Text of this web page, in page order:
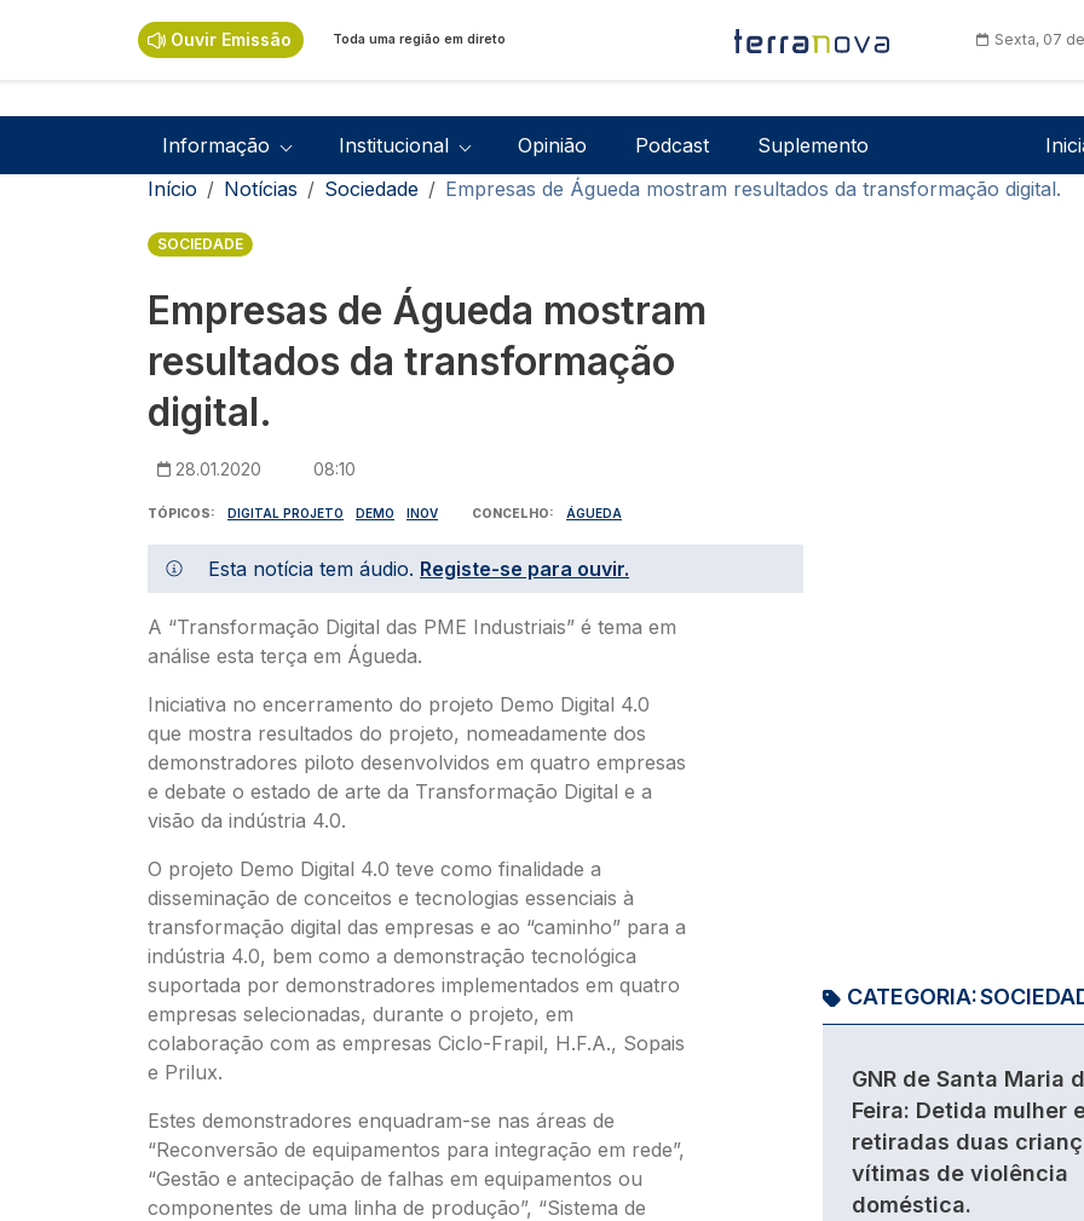
Ouvir Emissão Toda uma região em direto Sexta, 07
Navegação principal
Informação Institucional Opinião Podcast Suplemento
Navegação estrutural
Início Notícias Sociedade Empresas de Águeda mostram resultados da transformação digital.
SOCIEDADE
Empresas de Águeda mostram
resultados da transformação
digital.
28.01.2020 08:10
TÓPICOS DIGITAL PROJETO DEMO INOV CONCELHO ÁGUEDA
Esta notícia tem áudio. Registe-se para ouvir.
A “Transformação Digital das PME Industriais” é tema em
análise esta terça em Águeda.
Iniciativa no encerramento do projeto Demo Digital 4.0
que mostra resultados do projeto, nomeadamente dos
demonstradores piloto desenvolvidos em quatro empresas
e debate o estado de arte da Transformação Digital e a
visão da indústria 4.0.
O projeto Demo Digital 4.0 teve como finalidade a
disseminação de conceitos e tecnologias essenciais à
transformação digital das empresas e ao “caminho” para a
indústria 4.0, bem como a demonstração tecnológica
suportada por demonstradores implementados em quatro
empresas selecionadas, durante o projeto, em
colaboração com as empresas Ciclo-Frapil, H.F.A., Sopais
e Prilux.
Estes demonstradores enquadram-se nas áreas de
“Reconversão de equipamentos para integração em rede”,
“Gestão e antecipação de falhas em equipamentos ou
componentes de uma linha de produção”, “Sistema de
CATEGORIA:
GNR de Santa Maria
Feira: Detida mulher
retiradas duas
vítimas de violência
doméstica.